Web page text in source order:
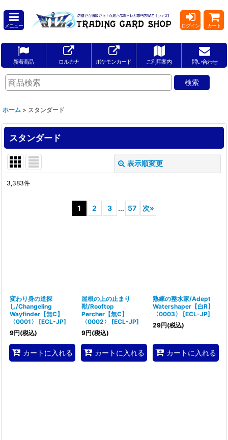
メニュー ログイン カート
新着商品 ロルカナ ポケモンカード ご利用案内 問い合わせ
ホーム > スタンダード
スタンダード
表示順変更
サブカテゴリ
3,383件
1 2 3 ... 57 次»
変わり身の道探
し/Changeling
Wayfinder【無C】
〈0001〉
[ECL-JP]
9円(税込)
カートに入れる
屋根の上の止まり
獣/Rooftop
Percher【無C】
〈0002〉
[ECL-JP]
9円(税込)
カートに入れる
熟練の整水家/Adept
Watershaper【白R】
〈0003〉
[ECL-JP]
29円(税込)
カートに入れる